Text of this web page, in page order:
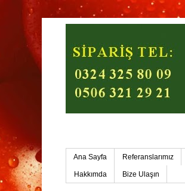
Ana Sayfa Referanslarımız
Hakkımda Bize Ulaşın